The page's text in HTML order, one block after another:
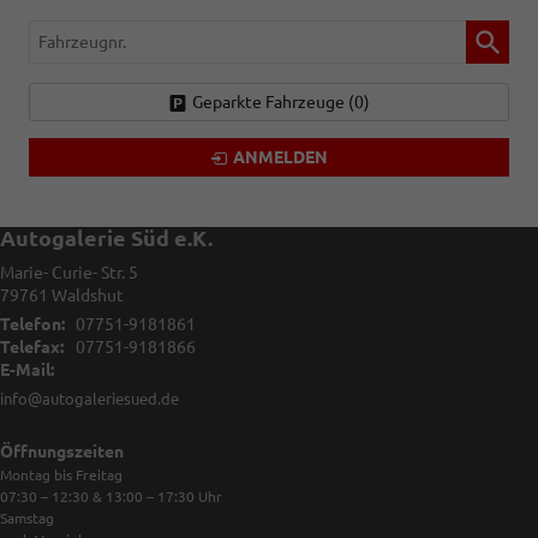
Fahrzeugnr.
Geparkte Fahrzeuge (0)
ANMELDEN
Autogalerie Süd e.K.
Marie- Curie- Str. 5
79761 Waldshut
Telefon:
07751-9181861
Telefax:
07751-9181866
E-Mail:
info@autogaleriesued.de
Öffnungszeiten
Montag bis Freitag
07:30 – 12:30 & 13:00 – 17:30 Uhr
Samstag